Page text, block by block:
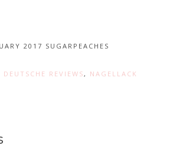
2017 SUGARPEACHES
DEUTSCHE REVIEWS , NAGELLACK